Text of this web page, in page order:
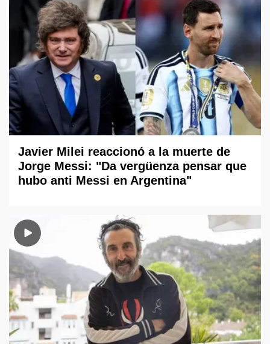
Javier Milei reaccionó a la muerte de
Jorge Messi: "Da vergüenza pensar que
hubo anti Messi en Argentina"